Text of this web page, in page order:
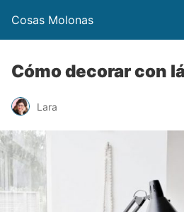
Cosas Molonas
Cómo decorar con
Lara